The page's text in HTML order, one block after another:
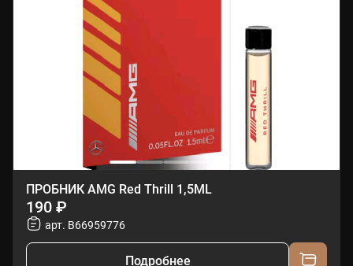
ПРОБНИК AMG Red Thrill 1,5ML
190 ₽
арт. B66959776
Подробнее